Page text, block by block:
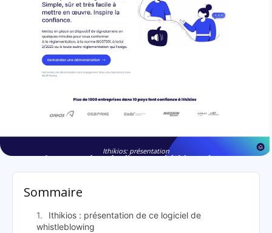
Ithikios: présentation
Sommaire
Ithikios : présentation de ce logiciel de
whistleblowing